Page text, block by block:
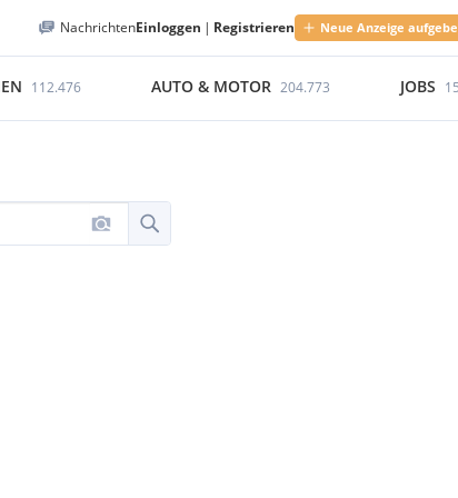
NachrichtenEinloggen | Registrieren Neue Anzeige
112.476 AUTO & MOTOR 204.773 JOBS